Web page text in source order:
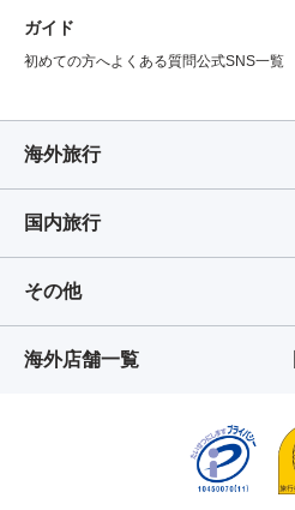
ガイド
初めての方へよくある質問公式SNS一覧
海外旅行
国内旅行
その他
海外店舗一覧